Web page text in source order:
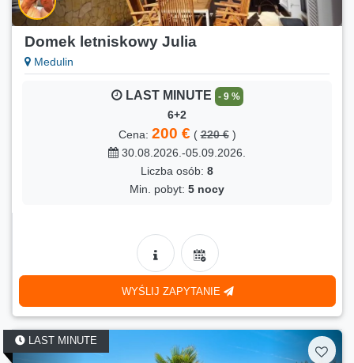
Domek letniskowy Julia
Medulin
LAST MINUTE - 9 %
6+2
Cena: 200 € (220 €)
30.08.2026.-05.09.2026.
Liczba osób: 8
Min. pobyt: 5 nocy
WYŚLIJ ZAPYTANIE
LAST MINUTE